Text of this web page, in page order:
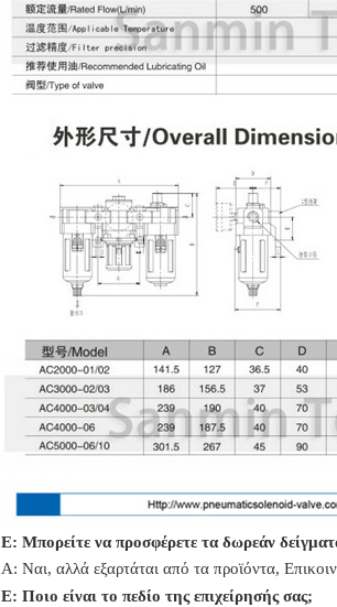
Ε: Μπορείτε να προσφέρετε τα δωρεάν
Α: Ναι, αλλά εξαρτάται από τα προϊόντα,
Ε: Ποιο είναι το πεδίο της επιχείρησής σας;